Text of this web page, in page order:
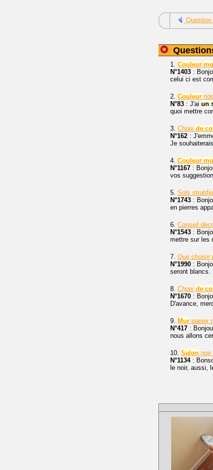
1. Couleur
N°1403 :
celui ci est
2. Couleur
N°83 : J'ai un
quoi mettre
3. Choix de
N°162 :
Je
4. Couleur
N°1167 :
vos
5. Sols
N°1743 :
en pierres
6. Conseil
N°1543 :
mettre sur les
7. Que choisir
N°1990 :
seront blancs.
8. Choix de
N°1670 :
D'avance,
9. Mur papier
N°417 :
nous allons
10. Salon noir
N°1134:
le noir, aussi,